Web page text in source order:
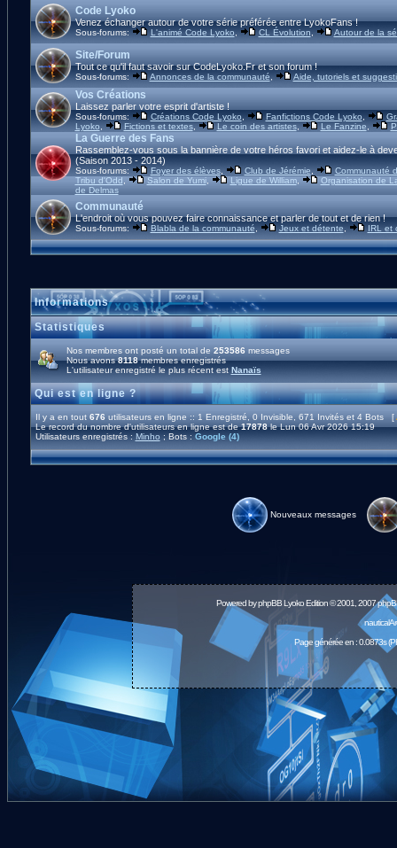
Code Lyoko
Venez échanger autour de votre série préférée entre LyokoFans !
Sous-forums: L'animé Code Lyoko, CL Évolution Autour de la
Site/Forum
Tout ce qu'il faut savoir sur CodeLyoko.Fr et son forum !
Sous-forums: Annonces de la communauté, Aide, tutoriels et
Vos Créations
Laissez parler votre esprit d'artiste !
Sous-forums: Créations Code Lyoko, Fanfictions Code Lyoko,
Lyoko, Fictions et textes, Le coin des artistes, Le Fanzine
La Guerre des Fans
Rassemblez-vous sous la bannière de votre héros favori et aidez-le à
(Saison 2013 - 2014)
Sous-forums: Foyer des élèves, Club de Jérémie
Communauté
Tribu d'Odd
Salon de Yumi, Ligue de William,
Organisation de
de Delmas
Communauté
L'endroit où vous pouvez faire connaissance et parler de tout et de rien !
Sous-forums: Blabla de la communauté, Jeux et détente, IRL et
Informations
Statistiques
Nos membres ont posté un total de 253586 messages
Nous avons8118membres enregistrés
L'utilisateur enregistré le plus récent est Nanaïs
Qui est en ligne ?
Il y a en tout 676 utilisateurs en ligne :: 1 Enregistré, 0 Invisible, 671 Invités et 4 Bots [
Le record du nombre d'utilisateurs en ligne est de17878le Lun 06 Avr 2026 15:19
Utilisateurs enregistrés : Minho; Bots : Google (4)
Nouveaux messages
Powered byphpBBLyoko Edition © 2001, 2007
Page générée en : 0.0873s